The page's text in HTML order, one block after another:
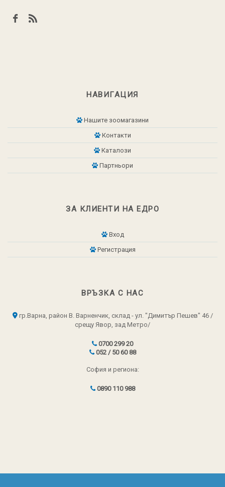
НАВИГАЦИЯ
Нашите зоомагазини
Контакти
Каталози
Партньори
ЗА КЛИЕНТИ НА ЕДРО
Вход
Регистрация
ВРЪЗКА С НАС
гр.Варна, район В. Варненчик, склад - ул. "Димитър Пешев" 46 /
срещу Явор, зад Метро/
0700 299 20
052 / 50 60 88
София и региона:
0890 110 988